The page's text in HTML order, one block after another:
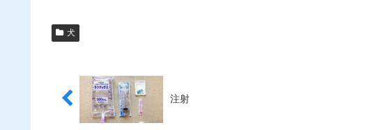
犬
注射